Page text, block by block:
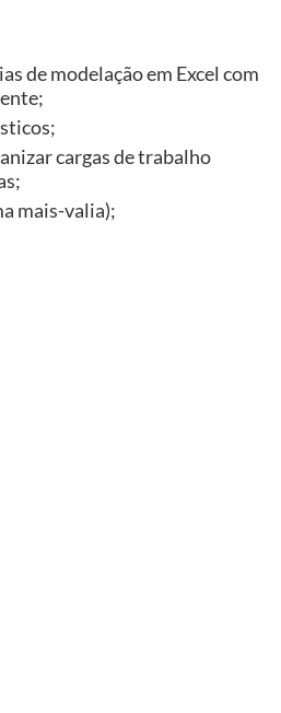
de modelação em Excel com
cargas de trabalho
mais-valia);